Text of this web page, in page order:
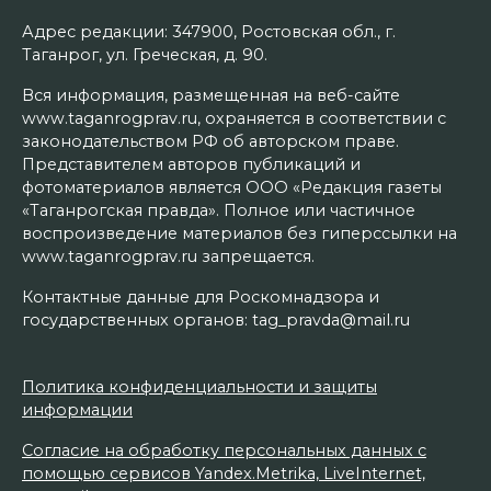
Адрес редакции: 347900, Ростовская обл., г.
Таганрог, ул. Греческая, д. 90.
Вся информация, размещенная на веб-сайте
www.taganrogprav.ru, охраняется в соответствии с
законодательством РФ об авторском праве.
Представителем авторов публикаций и
фотоматериалов является ООО «Редакция газеты
«Таганрогская правда». Полное или частичное
воспроизведение материалов без гиперссылки на
www.taganrogprav.ru запрещается.
Контактные данные для Роскомнадзора и
государственных органов: tag_pravda@mail.ru
Политика конфиденциальности и защиты
информации
Согласие на обработку персональных данных с
помощью сервисов Yandex.Metrika, LiveInternet,